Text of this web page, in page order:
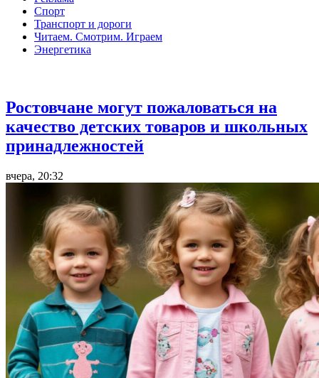
Спорт
Транспорт и дороги
Читаем. Смотрим. Играем
Энергетика
Ростовчане могут пожаловаться на
качество детских товаров и школьных
принадлежностей
вчера, 20:32